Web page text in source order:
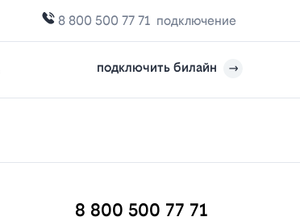
8 800 500 77 71 подключение
подключить билайн
8 800 500 77 71